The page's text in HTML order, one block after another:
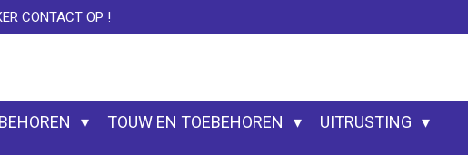
CONTACT OP !
TOUW EN TOEBEHOREN UITRUSTING